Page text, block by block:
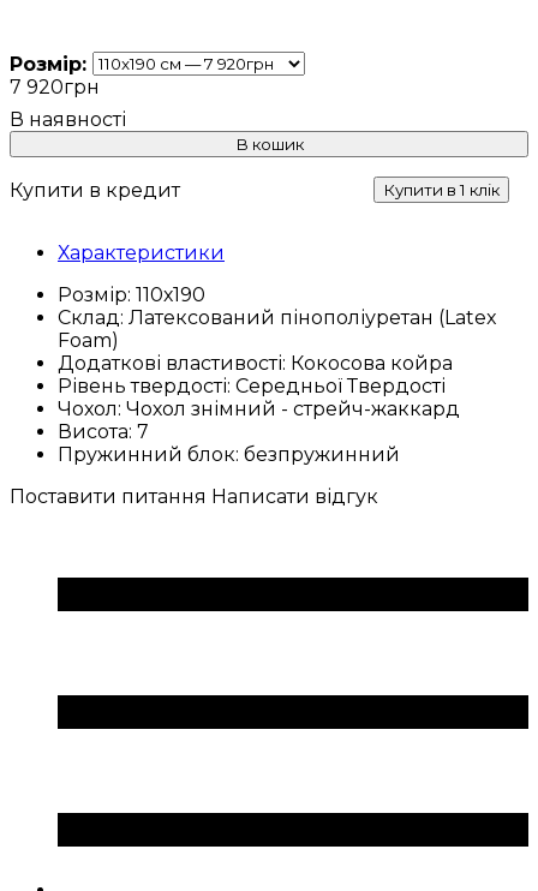
Розмір:
7 920грн
В кошик
Купити в кредит Купити в 1 клік
Характеристики
Розмір: 110х190
Склад: Латексований пінополіуретан (Latex
Foam)
Додаткові властивості: Кокосова койра
Рівень твердості: Середньої Твердості
Чохол: Чохол знімний - стрейч-жаккард
Висота: 7
Пружинний блок: безпружинний
Поставити питання Написати відгук